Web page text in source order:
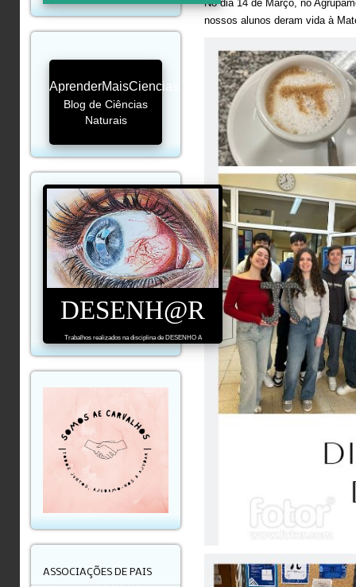
No dia 14 de Março, no
nossos alunos deram vida à
AprenderMaisCiencias
Blog de Ciências
Naturais
DESENH@R
Trabalhos realizados na disciplina de DESENHO A
ASSOCIAÇÕES DE PAIS